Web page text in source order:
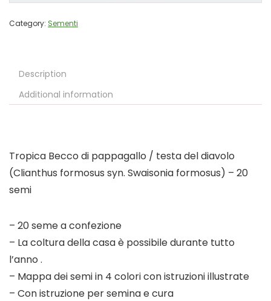
Category: Sementi
Description
Additional information
Tropica Becco di pappagallo / testa del diavolo
(Clianthus formosus syn. Swaisonia formosus) – 20
semi
– 20 seme a confezione
– La coltura della casa è possibile durante tutto
l’anno .
– Mappa dei semi in 4 colori con istruzioni illustrate
– Con istruzione per semina e cura